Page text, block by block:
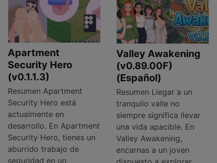
Apartment
Security Hero
(v0.1.1.3)
Resumen Apartment
Security Hero está
actualmente en
desarrollo. En Apartment
Security Hero, tienes un
aburrido trabajo de
seguridad en un
Valley Awakening
(v0.89.00F)
(Español)
Resumen Llegar a un
tranquilo valle no
siempre significa llevar
una vida apacible. En
Valley Awakening,
encarnas a un joven